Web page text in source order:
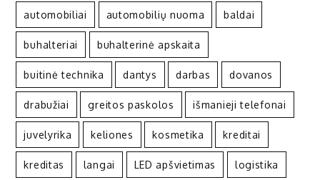
automobiliai automobilių nuoma baldai
buhalteriai buhalterinė apskaita
buitinė technika dantys darbas dovanos
drabužiai greitos paskolos išmanieji telefonai
juvelyrika keliones kosmetika kreditai
kreditas langai LED apšvietimas logistika